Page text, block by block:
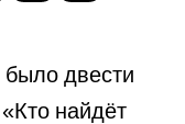
было двести
найдёт